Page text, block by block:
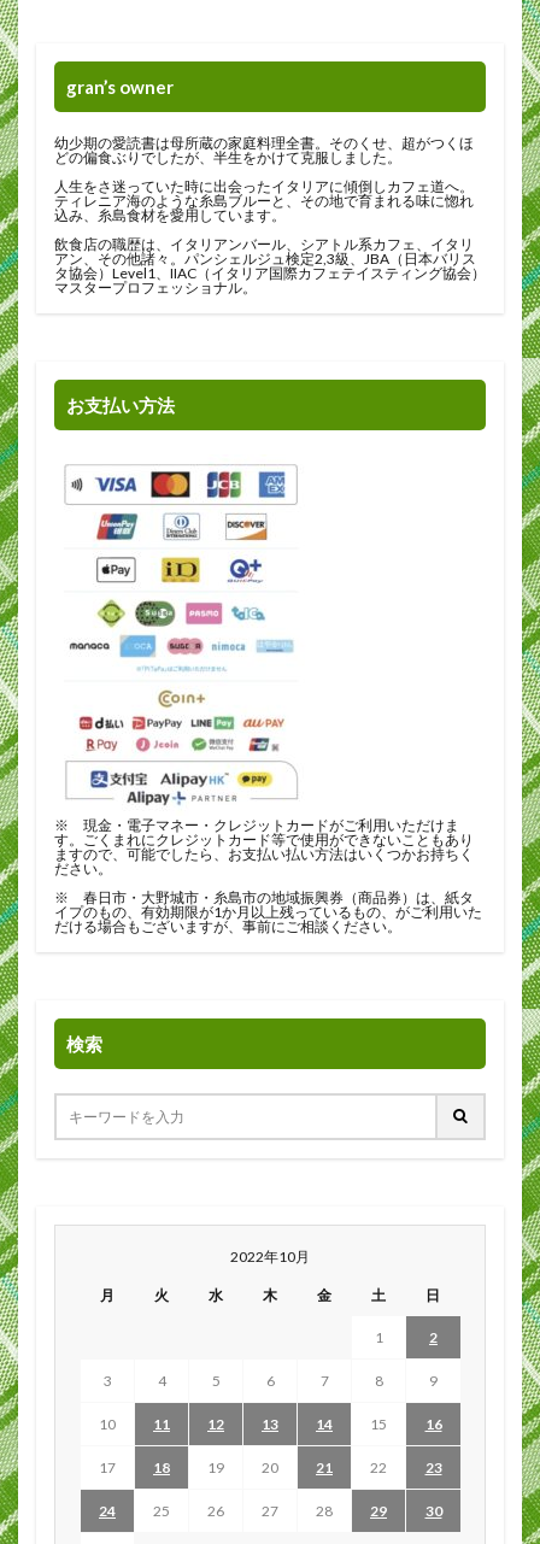
gran’s owner
幼少期の愛読書は母所蔵の家庭料理全書。そのくせ、超がつくほ
どの偏食ぶりでしたが、半生をかけて克服しました。
人生をさ迷っていた時に出会ったイタリアに傾倒しカフェ道へ。
ティレニア海のような糸島ブルーと、その地で育まれる味に惚れ
込み、糸島食材を愛用しています。
飲食店の職歴は、イタリアンバール、シアトル系カフェ、イタリ
アン、その他諸々。パンシェルジュ検定2,3級、JBA（日本バリス
タ協会）Level1、IIAC（イタリア国際カフェテイスティング協会）
マスタープロフェッショナル。
お支払い方法
※ 現金・電子マネー・クレジットカードがご利用いただけま
す。ごくまれにクレジットカード等で使用ができないこともあり
ますので、可能でしたら、お支払い払い方法はいくつかお持ちく
ださい。
※ 春日市・大野城市・糸島市の地域振興券（商品券）は、紙タ
イプのもの、有効期限が1か月以上残っているもの、がご利用いた
だける場合もございますが、事前にご相談ください。
検索
2022年10月
月 火 水 木 金 土 日
1 2
3 4 5 6 7 8 9
10 11 12 13 14 15 16
17 18 19 20 21 22 23
24 25 26 27 28 29 30